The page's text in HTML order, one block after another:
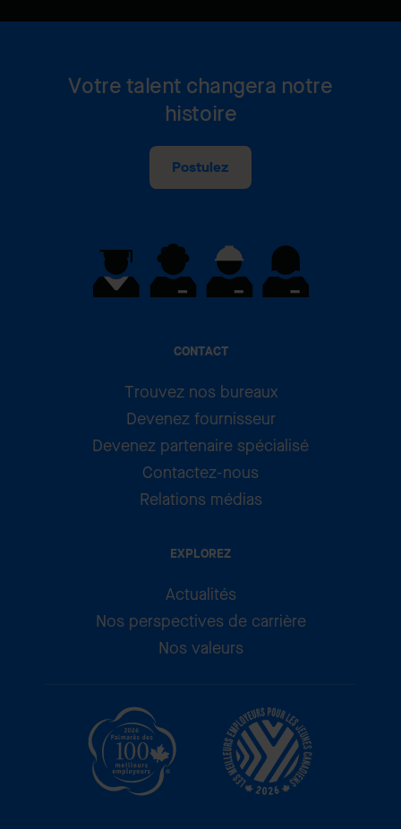
CONTACT
Trouvez nos bureaux
Devenez fournisseur
Devenez partenaire spécialisé
Contactez-nous
Relations médias
EXPLOREZ
Actualités
Nos perspectives de carrière
Nos valeurs
Votre talent changera notre
histoire
Postulez